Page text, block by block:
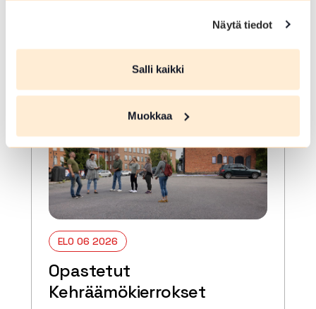
Näytä tiedot
Salli kaikki
Muokkaa
ELO 06 2026
Opastetut
Kehräämökierrokset